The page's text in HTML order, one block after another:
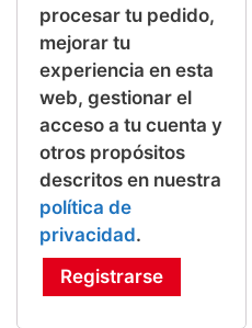
procesar tu pedido,
mejorar tu
experiencia en esta
web, gestionar el
acceso a tu cuenta y
otros propósitos
descritos en nuestra
política de
privacidad.
Registrarse